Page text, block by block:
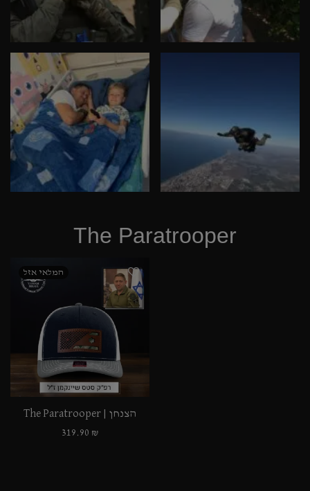
The Paratrooper
הצנחן | The Paratrooper
319.90 ₪